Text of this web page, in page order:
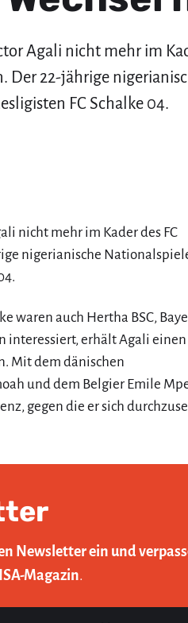
Agali nicht mehr im
Der 22-jährige
FC Schalke 04.
nicht mehr im Kader des FC
nigerianische
waren auch Hertha BSC,
interessiert, erhält Agali einen
Mit dem dänischen
und dem Belgier Emile
gegen die er sich
Newsletter ein und
Magazin.